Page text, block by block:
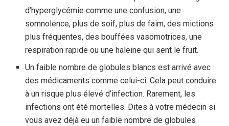
d’hyperglycémie comme une confusion, une
somnolence, plus de soif, plus de faim, des mictions
plus fréquentes, des bouffées vasomotrices, une
respiration rapide ou une haleine qui sent le fruit.
Un faible nombre de globules blancs est arrivé avec
des médicaments comme celui-ci. Cela peut conduire
à un risque plus élevé d’infection. Rarement, les
infections ont été mortelles. Dites à votre médecin si
vous avez déjà eu un faible nombre de globules